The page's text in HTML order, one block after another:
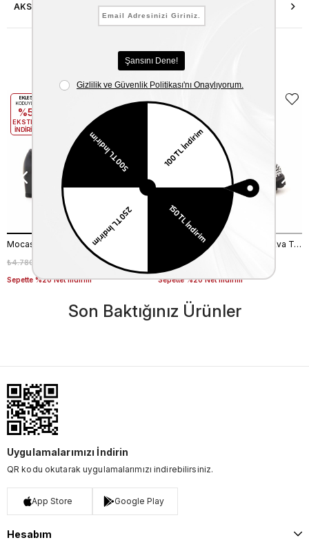
AKSESUAR ONARIMI
Benzer Ürünler
₺4.780,00
Sepette %20 Net İndirim
%30
EKLE5
KODUYLA
%5
EKSTRA
İNDİRİM
Mocassini Kadın Hakiki Deri Eva Taban Beyaz Günlük Ayakkabı
₺9.050,00
Sepette %20 Net İndirim
KODUYLA
%5
Son Baktığınız Ürünler
Uygulamalarımızı İndirin
QR kodu okutarak uygulamalarımızı indirebilirsiniz.
App Store Google Play
Hesabım